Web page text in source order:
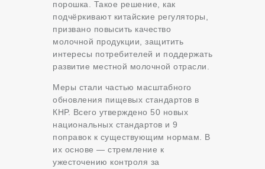
порошка. Такое решение, как
подчёркивают китайские регуляторы,
призвано повысить качество
молочной продукции, защитить
интересы потребителей и поддержать
развитие местной молочной отрасли.
Меры стали частью масштабного
обновления пищевых стандартов в
КНР. Всего утверждено 50 новых
национальных стандартов и 9
поправок к существующим нормам. В
их основе — стремление к
ужесточению контроля за